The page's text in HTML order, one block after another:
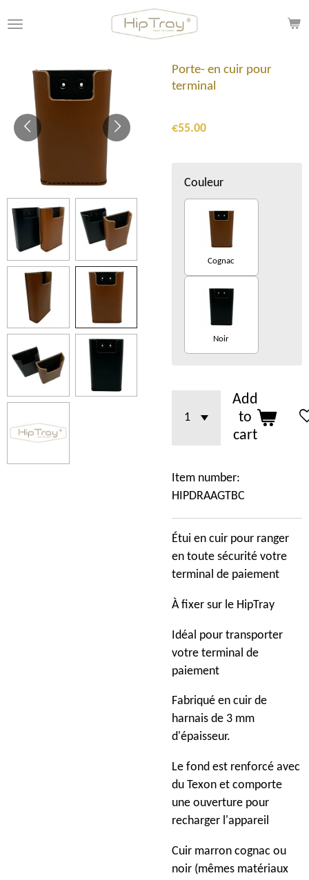
to
content
Porte- en cuir pour
terminal
€55.00
Couleur
Cognac
Noir
Add
to
cart
Item number:
HIPDRAAGTBC
Étui en cuir pour ranger
en toute sécurité votre
terminal de paiement
À fixer sur le HipTray
Idéal pour transporter
votre terminal de
paiement
Fabriqué en cuir de
harnais de 3 mm
d'épaisseur.
Le fond est renforcé avec
du Texon et comporte
une ouverture pour
recharger l'appareil
Cuir marron cognac ou
noir (mêmes matériaux